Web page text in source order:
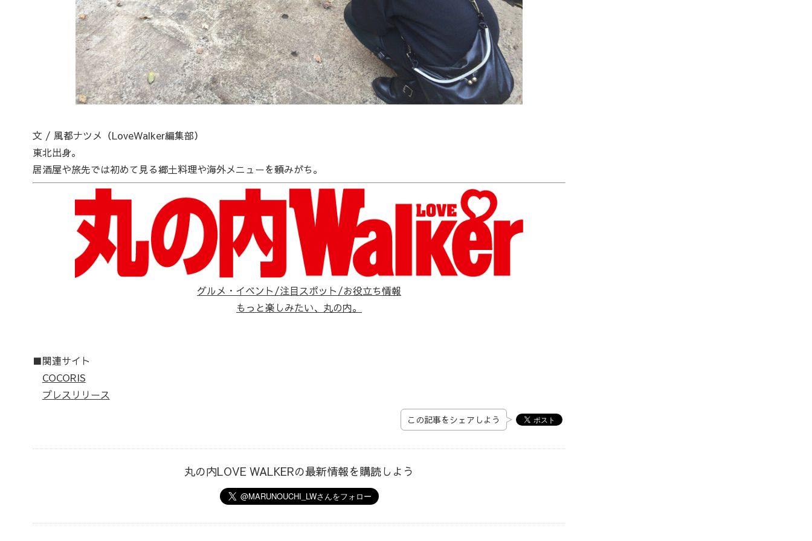
文 / 風都ナツメ（LoveWalker編集部）
東北出身。
居酒屋や旅先では初めて見る郷土料理や海外メニューを頼みがち。
グルメ・イベント/注目スポット/お役立ち情報
もっと楽しみたい、丸の内。
■関連サイト
COCORIS
プレスリリース
この記事をシェアしよう
丸の内LOVE WALKERの最新情報を購読しよう